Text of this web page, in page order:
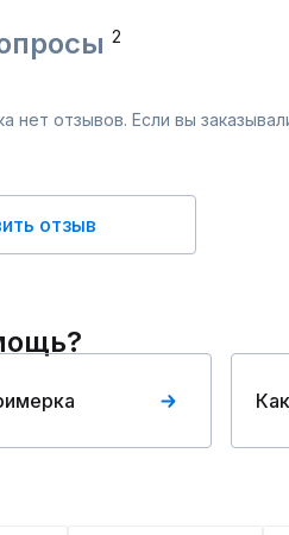
2
нет отзывов. Если вы
отзыв